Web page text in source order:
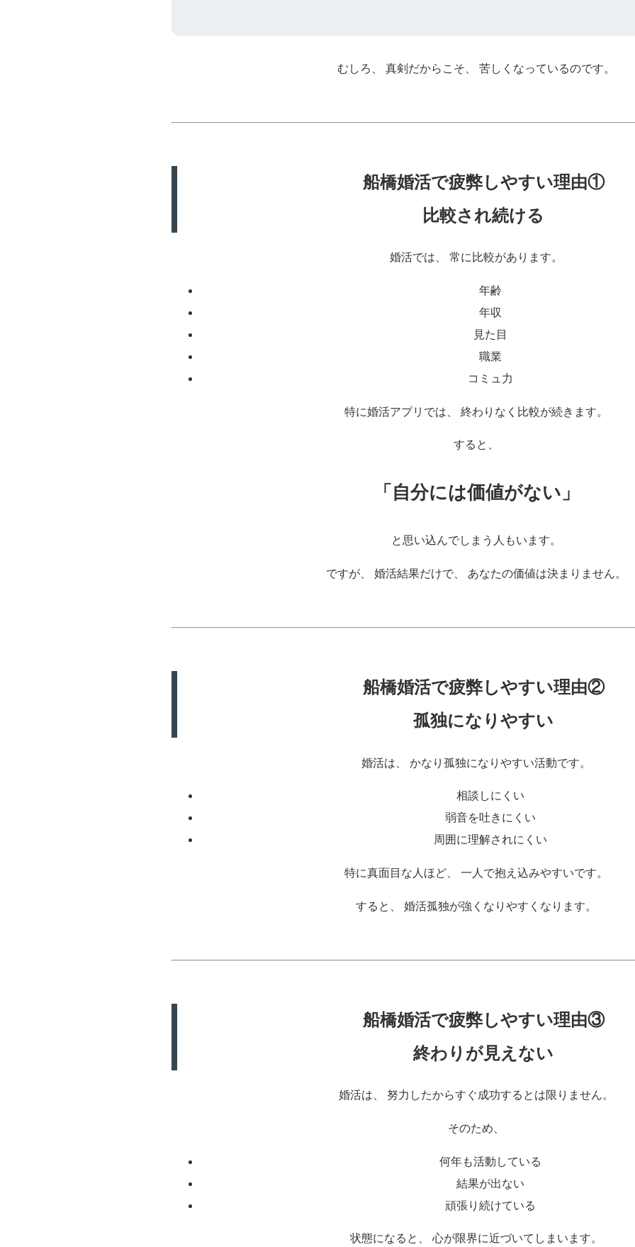
むしろ、 真剣だからこそ、 苦しくなっているのです。
船橋婚活で疲弊しやすい理由①
比較され続ける
婚活では、 常に比較があります。
年齢
年収
見た目
職業
コミュ力
特に婚活アプリでは、 終わりなく比較が続きます。
すると、
「自分には価値がない」
と思い込んでしまう人もいます。
ですが、 婚活結果だけで、 あなたの価値は決まりません。
船橋婚活で疲弊しやすい理由②
孤独になりやすい
婚活は、 かなり孤独になりやすい活動です。
相談しにくい
弱音を吐きにくい
周囲に理解されにくい
特に真面目な人ほど、 一人で抱え込みやすいです。
すると、 婚活孤独が強くなりやすくなります。
船橋婚活で疲弊しやすい理由③
終わりが見えない
婚活は、 努力したからすぐ成功するとは限りません。
そのため、
何年も活動している
結果が出ない
頑張り続けている
状態になると、 心が限界に近づいてしまいます。